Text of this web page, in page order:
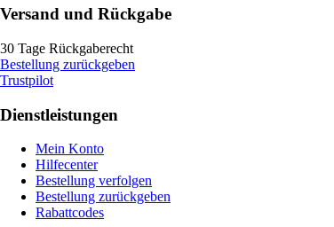
Versand und Rückgabe
30 Tage Rückgaberecht
Bestellung zurückgeben
Trustpilot
Dienstleistungen
Mein Konto
Hilfecenter
Bestellung verfolgen
Bestellung zurückgeben
Rabattcodes